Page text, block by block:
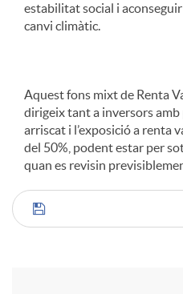
estabilitat social i
canvi climàtic.
Aquest fons mixt de Renta
dirigeix tant a inversors
arriscat i l’exposició a renta
del 50%, podent estar per
quan es revisin
C